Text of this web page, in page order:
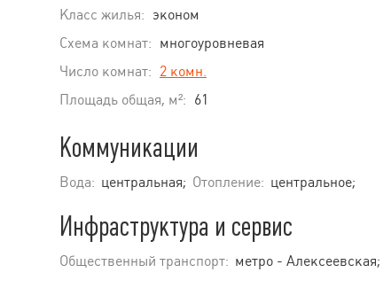
Класс жилья: эконом
Схема комнат: многоуровневая
Число комнат: 2 комн.
Площадь общая, м²: 61
Коммуникации
Вода: центральная; Отопление: центральное;
Инфраструктура и сервис
Общественный транспорт: метро - Алексеевская;